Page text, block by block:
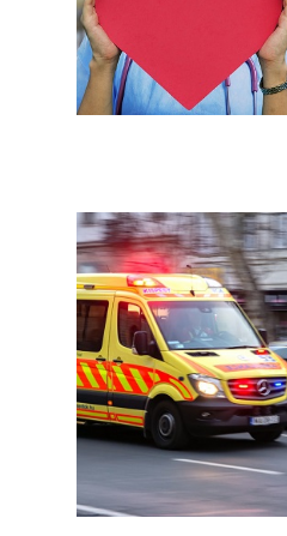
Findura Imre-
Galéria
Pályázatok